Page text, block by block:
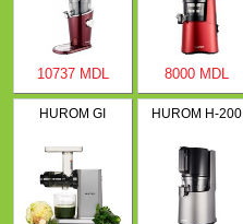
10737 MDL 8000 MDL
HUROM GI HUROM H-200